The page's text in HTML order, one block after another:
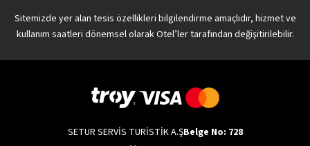
Sitemizde yer alan tesis özellikleri bilgilendirme amaçlıdır, hizmet ve
kullanım saatleri dönemsel olarak Otel’ler tarafından değişitirilebilir.
SETUR SERVİS TURİSTİK A.ŞBelge No: 728